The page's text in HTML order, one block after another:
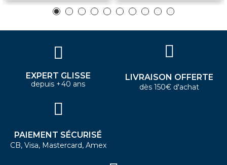
EXPERT GLISSE
depuis +40 ans
LIVRAISON OFFERTE
dès 150€ d'achat
PAIEMENT SÉCURISÉ
CB, Visa, Mastercard, Amex